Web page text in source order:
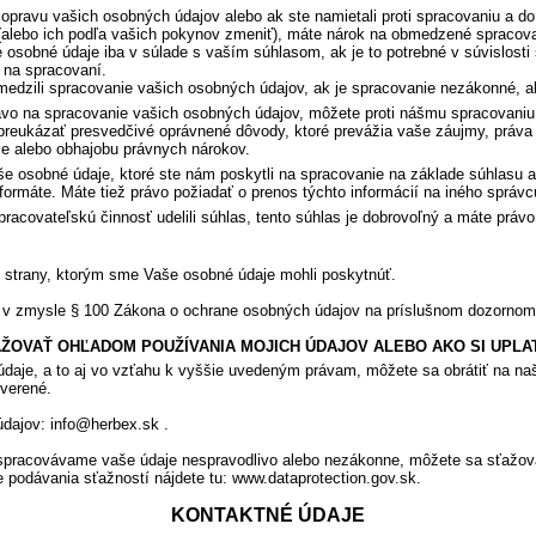
vašich osobných údajov alebo ak ste namietali proti spracovaniu a
ich podľa vašich pokynov zmeniť), máte nárok na obmedzené
údaje iba v súlade s vaším súhlasom, ak je to potrebné v
spracovaní.
spracovanie vašich osobných údajov, ak je spracovanie nezákonné,
na spracovanie vašich osobných údajov, môžete proti nášmu
presvedčivé oprávnené dôvody, ktoré prevážia vaše záujmy,
alebo obhajobu právnych nárokov.
osobné údaje, ktoré ste nám poskytli na spracovanie na základe súhlasu
Máte tiež právo požiadať o prenos týchto informácií na iného
činnosť udelili súhlas, tento súhlas je dobrovoľný a máte
ktorým sme Vaše osobné údaje mohli poskytnúť.
§ 100 Zákona o ochrane osobných údajov na príslušnom
OHĽADOM POUŽÍVANIA MOJICH ÚDAJOV ALEBO AKO SI
a to aj vo vzťahu k vyššie uvedeným právam, môžete sa obrátiť na
info@herbex.sk .
vaše údaje nespravodlivo alebo nezákonne, môžete sa
sťažností nájdete tu: www.dataprotection.gov.sk.
KONTAKTNÉ ÚDAJE